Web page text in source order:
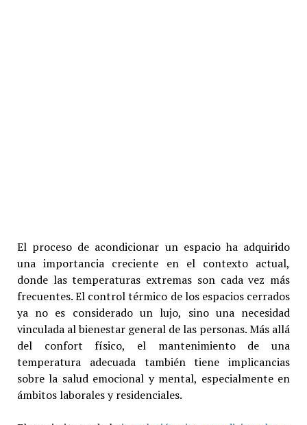
El proceso de acondicionar un espacio ha adquirido
una importancia creciente en el contexto actual,
donde las temperaturas extremas son cada vez más
frecuentes. El control térmico de los espacios cerrados
ya no es considerado un lujo, sino una necesidad
vinculada al bienestar general de las personas. Más allá
del confort físico, el mantenimiento de una
temperatura adecuada también tiene implicancias
sobre la salud emocional y mental, especialmente en
ámbitos laborales y residenciales.